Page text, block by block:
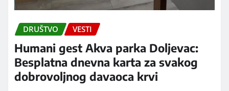
DRUŠTVO VESTI
Humani gest Akva parka Doljevac:
Besplatna dnevna karta za svakog
dobrovoljnog davaoca krvi